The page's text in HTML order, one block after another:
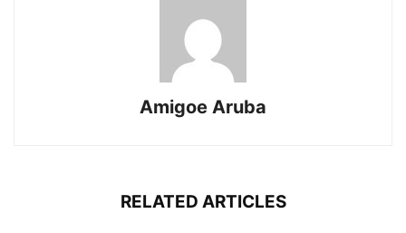
Amigoe Aruba
RELATED ARTICLES